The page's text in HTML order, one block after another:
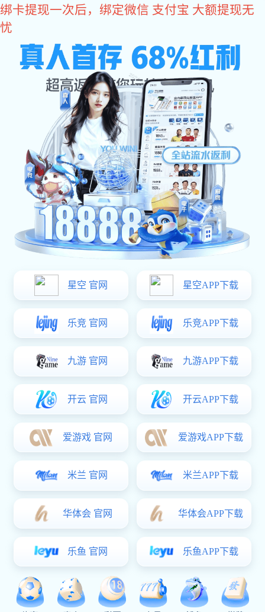
亿万28
产品中心
电子负载
亿万28:IEL系列 可编程电子负载
IEL系列 可编程电子负载
电压：10V/16V/36V/48V/60V/120V/200V/250V/300V/400V/500V
多种电压等级
●电流：0-30A多种电流等级
功率：360W
●接口：RS232和RS485接口
描述